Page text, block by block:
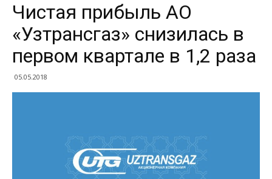
Чистая прибыль АО
«Узтрансгаз» снизилась в
первом квартале в 1,2 раза
05.05.2018